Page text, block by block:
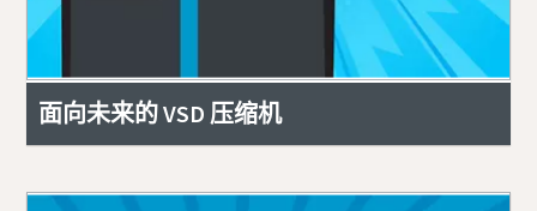
面向未来的 VSD 压缩机